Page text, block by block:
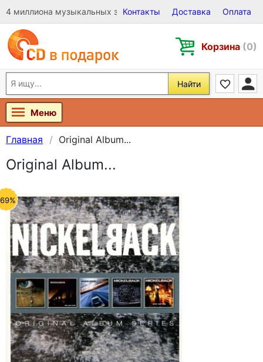
4 миллиона музыкальных записей на Виниле, CD и DVD
Контакты Доставка Оплата
Корзина (0)
Найти
Меню
Главная Original Album...
Original Album...